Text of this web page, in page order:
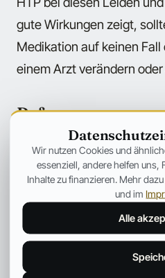
gute Wirkungen zeigt,
Medikation auf keinen
einem Arzt verändern
Referenzen
Pharmacol Biochem
Mar;74(4):877-82.
genioglossus
5-hydroxytryptophan in
Hayward LF.
Altern Med Rev. 2000
Wir nutzen Cookies und
essenziell, andere helfen uns,
Inhalte zu finanzieren. Mehr
und im
Alle